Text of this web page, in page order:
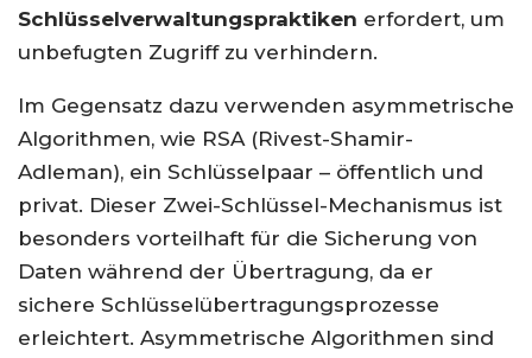
Schlüsselverwaltungspraktiken erfordert, um
unbefugten Zugriff zu verhindern.
Im Gegensatz dazu verwenden asymmetrische
Algorithmen, wie RSA (Rivest-Shamir-
Adleman), ein Schlüsselpaar – öffentlich und
privat. Dieser Zwei-Schlüssel-Mechanismus ist
besonders vorteilhaft für die Sicherung von
Daten während der Übertragung, da er
sichere Schlüsselübertragungsprozesse
erleichtert. Asymmetrische Algorithmen sind